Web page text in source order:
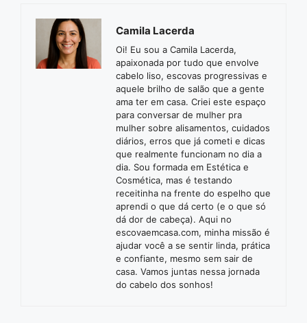
Camila Lacerda
Oi! Eu sou a Camila Lacerda,
apaixonada por tudo que envolve
cabelo liso, escovas progressivas e
aquele brilho de salão que a gente
ama ter em casa. Criei este espaço
para conversar de mulher pra
mulher sobre alisamentos, cuidados
diários, erros que já cometi e dicas
que realmente funcionam no dia a
dia. Sou formada em Estética e
Cosmética, mas é testando
receitinha na frente do espelho que
aprendi o que dá certo (e o que só
dá dor de cabeça). Aqui no
escovaemcasa.com, minha missão é
ajudar você a se sentir linda, prática
e confiante, mesmo sem sair de
casa. Vamos juntas nessa jornada
do cabelo dos sonhos!